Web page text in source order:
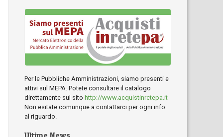
Per le Pubbliche Amministrazioni, siamo presenti e
attivi sul MEPA. Potete consultare il catalogo
direttamente sul sito http://www.acquistinretepa.it
Non esitate comunque a contattarci per ogni info
al riguardo.
Ultime News